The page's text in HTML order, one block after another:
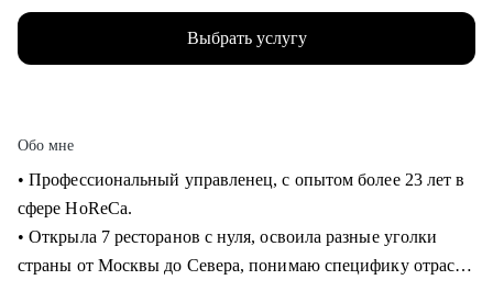
Выбрать услугу
Обо мне
• Профессиональный управленец, с опытом более 23 лет в
сфере HoReCa.
• Открыла 7 ресторанов с нуля, освоила разные уголки
страны от Москвы до Севера, понимаю специфику отрасли